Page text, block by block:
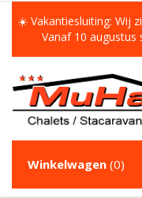
☀️ Vakantiesluiting: Wij
Vanaf 10 augustus
Winkelwagen (0)